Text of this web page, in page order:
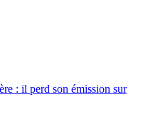
: il perd son émission sur